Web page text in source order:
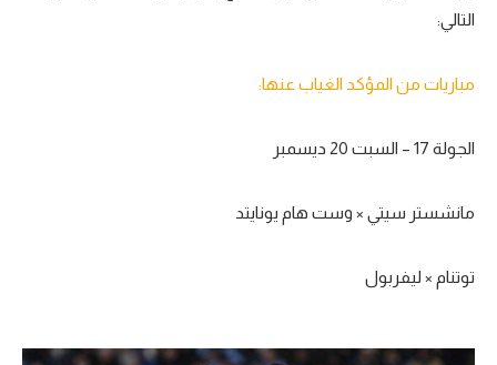
التالي:
مباريات من المؤكد الغياب عنها:
الجولة 17 – السبت 20 ديسمبر
مانشستر سيتي × وست هام يونايتد
توتنام × ليفربول